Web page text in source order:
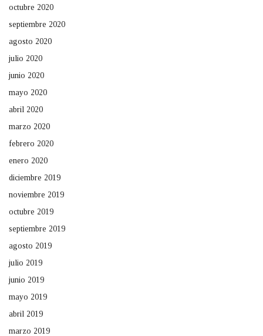
octubre 2020
septiembre 2020
agosto 2020
julio 2020
junio 2020
mayo 2020
abril 2020
marzo 2020
febrero 2020
enero 2020
diciembre 2019
noviembre 2019
octubre 2019
septiembre 2019
agosto 2019
julio 2019
junio 2019
mayo 2019
abril 2019
marzo 2019